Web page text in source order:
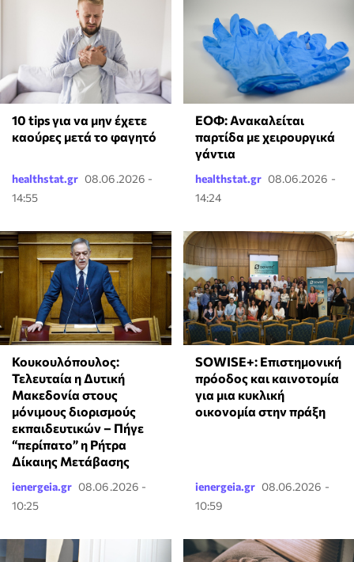
10 tips για να μην έχετε
καούρες μετά το φαγητό
healthstat.gr 08.06.2026 -
14:55
ΕΟΦ: Ανακαλείται
παρτίδα με χειρουργικά
γάντια
healthstat.gr 08.06.2026 -
14:24
Κουκουλόπουλος:
Τελευταία η Δυτική
Μακεδονία στους
μόνιμους διορισμούς
εκπαιδευτικών – Πήγε
“περίπατο” η Ρήτρα
Δίκαιης Μετάβασης
ienergeia.gr 08.06.2026 -
10:25
SOWISE+: Επιστημονική
πρόοδος και καινοτομία
για μια κυκλική
οικονομία στην πράξη
ienergeia.gr 08.06.2026 -
10:59